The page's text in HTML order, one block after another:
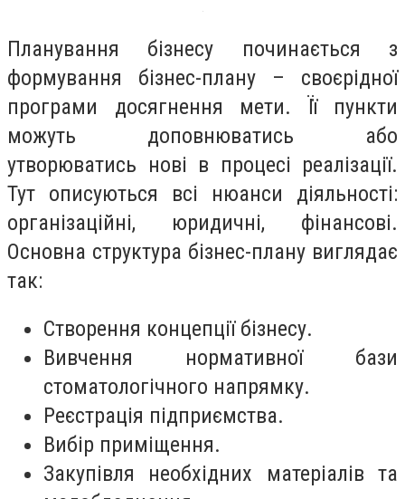
Планування бізнесу починається з
формування бізнес-плану – своєрідної
програми досягнення мети. Її пункти
можуть доповнюватись або
утворюватись нові в процесі реалізації.
Тут описуються всі нюанси діяльності:
організаційні, юридичні, фінансові.
Основна структура бізнес-плану виглядає
так:
Створення концепції бізнесу.
Вивчення нормативної бази
стоматологічного напрямку.
Реєстрація підприємства.
Вибір приміщення.
Закупівля необхідних матеріалів та